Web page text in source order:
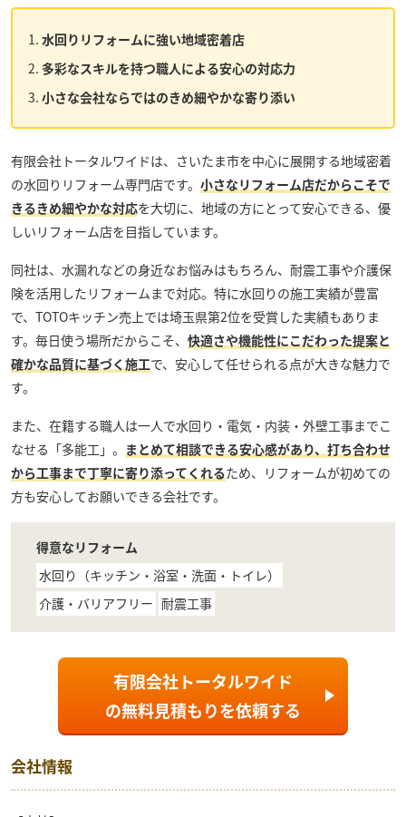
水回りリフォームに強い地域密着店
多彩なスキルを持つ職人による安心の対応力
小さな会社ならではのきめ細やかな寄り添い
有限会社トータルワイドは、さいたま市を中心に展開する地域密着
の水回りリフォーム専門店です。 小さなリフォーム店だからこそで
きるきめ細やかな対応を大切に、地域の方にとって安心できる、優
しいリフォーム店を目指しています。
同社は、水漏れなどの身近なお悩みはもちろん、耐震工事や介護保
険を活用したリフォームまで対応。特に水回りの施工実績が豊富
で、TOTOキッチン売上では埼玉県第2位を受賞した実績もありま
す。毎日使う場所だからこそ、 快適さや機能性にこだわった提案と
確かな品質に基づく施工で、安心して任せられる点が大きな魅力で
す。
また、在籍する職人は一人で水回り・電気・内装・外壁工事までこ
なせる「多能工」。 まとめて相談できる安心感があり、打ち合わせ
から工事まで丁寧に寄り添ってくれるため、リフォームが初めての
方も安心してお願いできる会社です。
得意なリフォーム
水回り（キッチン・浴室・洗面・トイレ）
介護・バリアフリー 耐震工事
有限会社トータルワイド
の無料見積もりを依頼する
会社情報